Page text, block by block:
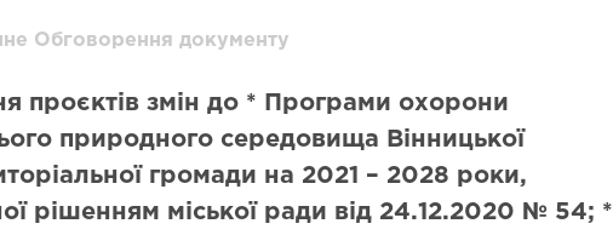
Обговорення документу
проєктів змін до * Програми охорони
природного середовища Вінницької
громади на 2021 – 2028 роки,
рішенням міської ради від 24.12.2020 № 54; *